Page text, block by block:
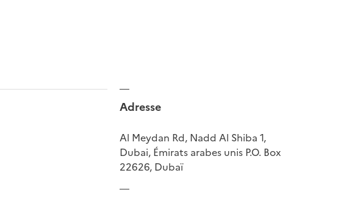
Adresse
Al Meydan Rd, Nadd Al Shiba 1,
Dubai, Émirats arabes unis P.O. Box
22626, Dubaï